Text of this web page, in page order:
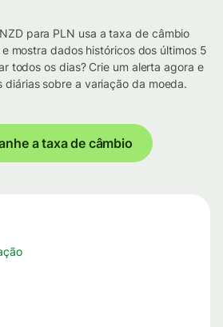
para PLN usa a taxa de câmbio
mostra dados históricos dos últimos 5
todos os dias? Crie um alerta agora e
diárias sobre a variação da moeda.
a taxa de câmbio